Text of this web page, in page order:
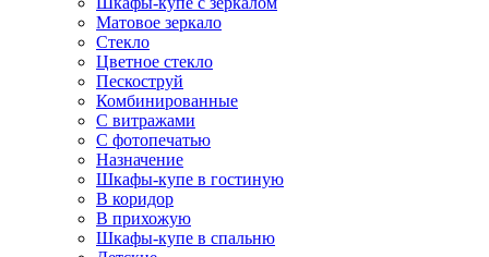
Матовое зеркало
Стекло
Цветное стекло
Пескоструй
Комбинированные
С витражами
С фотопечатью
Назначение
Шкафы-купе в гостиную
В коридор
В прихожую
Шкафы-купе в спальню